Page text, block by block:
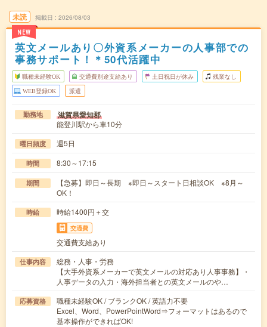
未読
NEW
掲載日 2026/08/03
英文メールあり〇外資系メーカーの人事部での
事務サポート！＊50代活躍中
職種未経験OK 交通費別途支給あり 土日祝日が休み 残業なし
WEB登録OK 派遣
勤務地 滋賀県愛知郡
能登川駅から車10分
曜日頻度 週5日
時間 8:30～17:15
期間
【急募】即日～長期 ※即日～スタート日相談OK ※8月～
OK！
時給 時給1400円＋交
交通費
交通費支給あり
仕事内容
総務・人事・労務
【大手外資系メーカーで英文メールの対応あり人事事務】・
人事データの入力・海外担当者との英文メールのや…
応募資格
職種未経験OK / ブランクOK / 英語力不要
Excel、Word、PowerPointWord⇒フォーマットはあるので
基本操作ができればOK!